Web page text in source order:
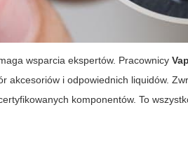
wsparcia ekspertów. Pracownicy
akcesoriów i odpowiednich liquidów.
komponentów. To